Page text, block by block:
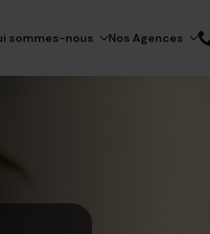
sommes-nous Nos Agences